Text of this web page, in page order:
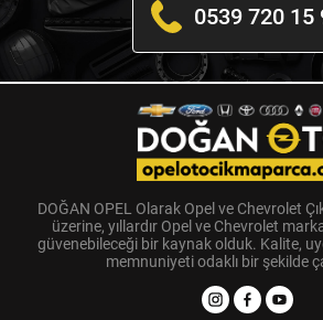
0539 720 15
DOĞAN OPEL Olarak Opel ve Chevrolet
üzerine, yıllardır Opel ve Chevrolet
güvenebileceği bir kaynak olduk. Kalite,
memnuniyeti odaklı bir şekilde